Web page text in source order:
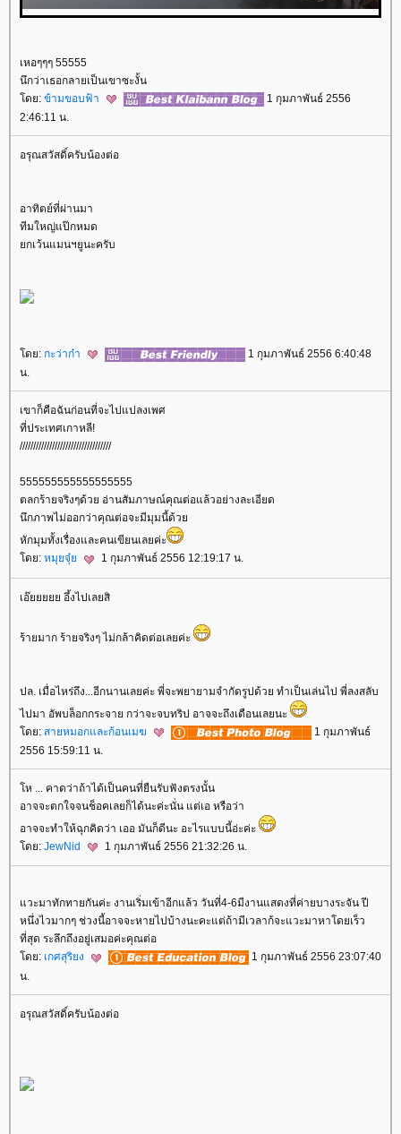
เหอๆๆๆ 55555
นึกว่าเธอกลายเป็นเขาซะงั้น
ดย: ข้ามขอบฟ้า
1 กุมภาพันธ์ 2556
2:46:11 น.
อรุณสวัสดิ์ครับน้องต่อ
อาทิตย์ที่ผ่านมา
ทีมใหญ่แป๊กหมด
กเว้นแมนฯยูนะครับ
ดย: กะว่าก๋า
1 กุมภาพันธ์ 2556 6:40:48
น.
เขาก็คือฉันก่อนที่จะไปแปลงเพศ
ที่ประเทศเกาหลี!
//////////////////////////////////
555555555555555555
ตลกร้ายจริงๆด้วย อ่านสัมภาษณ์คุณต่อแล้วอย่างละเอียด
นึกภาพไม่ออกว่าคุณต่อจะมีมุมนี้ด้ว
หักมุมทั้งเรื่องและคนเขียนเลยค่ะ
ดย: หมุยจุ๋ 1 กุมภาพันธ์ 2556 12:19:17 น.
เอ๊ยยยยย อึ้งไปเลยสิ
ร้ายมาก ร้ายจริงๆ ไม่กล้าคิดต่อเลยค่ะ
ปล. เมื่อไหร่ถึง...อีกนานเลยค่ะ พี่จะพยายามจำกัดรูปด้วย ทำเป็นเล่นไป พี่ลงสลับ
ไปมา อัพบล็อกกระจาย กว่าจะจบทริป อาจจะถึงเดือนเลยนะ
ดย: สายหมอกและก้อนเมฆ
1 กุมภาพันธ์
2556 15:59:11 น.
ห ... คาดว่าถ้าได้เป็นคนที่ยืนรับฟังตรงนั้น
อาจจะตกใจจนช็อคเลยก็ได้นะค่ะนั่น แต่เอ หรือว่า
อาจจะทำให้ฉุกคิดว่า เออ มันก็ดีนะ อะไรแบบนี้อ่ะค่ะ
ดย: JewNid 1 กุมภาพันธ์ 2556 21:32:26 น.
วะมาทักทายกันค่ะ งานเริ่มเข้าอีกแล้ว วันที่4-6มีงานแสดงที่ค่ายบางระจัน ปี
หนึ่งไวมากๆ ช่วงนี้อาจจะหายไปบ้างนะคะแต่ถ้ามีเวลาก้จะแวะมาหาโดยเร็ว
ที่สุด ระลึกถึงอยู่เสมอค่ะคุณต่อ
ดย: เกศสุริยง
1 กุมภาพันธ์ 2556 23:07:40
น.
อรุณสวัสดิ์ครับน้องต่อ